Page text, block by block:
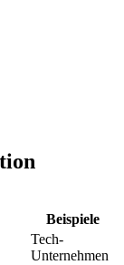
Beispiele
Tech-
Unternehmen